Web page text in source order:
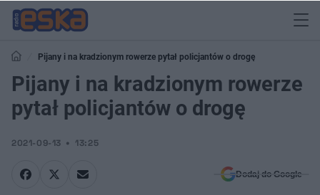
Pijany i na kradzionym rowerze pytał policjantów o drogę
Pijany i na kradzionym rowerze
pytał policjantów o drogę
2021-09-13 13:25
Dodaj do Google